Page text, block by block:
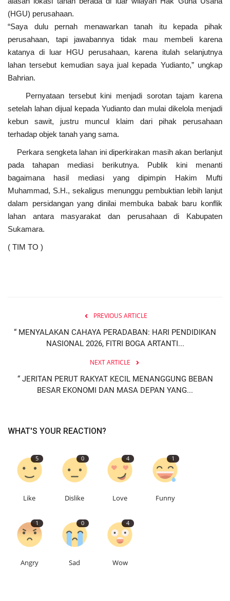
(HGU) perusahaan.
“Saya dulu pernah menawarkan tanah itu kepada pihak
perusahaan, tapi jawabannya tidak mau membeli karena
katanya di luar HGU perusahaan, karena itulah selanjutnya
lahan tersebut kemudian saya jual kepada Yudianto,” ungkap
Bahrian.
Pernyataan tersebut kini menjadi sorotan tajam karena
setelah lahan dijual kepada Yudianto dan mulai dikelola menjadi
kebun sawit, justru muncul klaim dari pihak perusahaan
terhadap objek tanah yang sama.
Perkara sengketa lahan ini diperkirakan masih akan berlanjut
pada tahapan mediasi berikutnya. Publik kini menanti
bagaimana hasil mediasi yang dipimpin Hakim Mufti
Muhammad, S.H., sekaligus menunggu pembuktian lebih lanjut
dalam persidangan yang dinilai membuka babak baru konflik
lahan antara masyarakat dan perusahaan di Kabupaten
Sukamara.
( TIM TO )
PREVIOUS ARTICLE
“ MENYALAKAN CAHAYA PERADABAN: HARI PENDIDIKAN
NASIONAL 2026, FITRI BOGA ARTANTI...
NEXT ARTICLE
“ JERITAN PERUT RAKYAT KECIL MENANGGUNG BEBAN
BESAR EKONOMI DAN MASA DEPAN YANG...
WHAT'S YOUR REACTION?
5
Like
0
Dislike
4
Love
1
Funny
1
Angry
0
Sad
4
Wow